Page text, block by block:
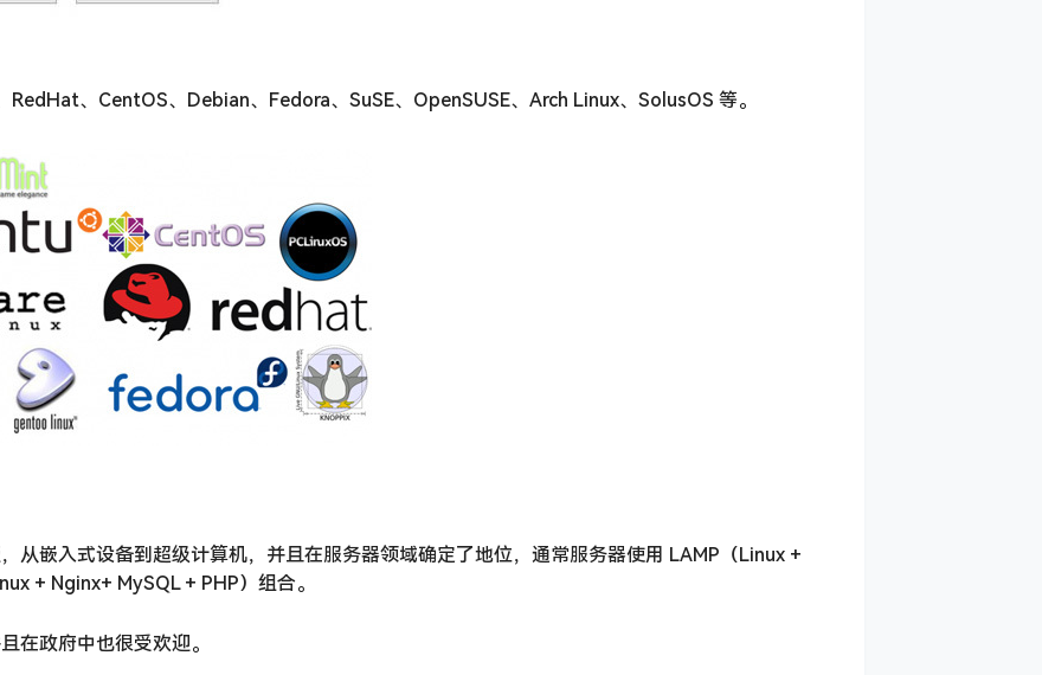
、CentOS、Debian、Fedora、SuSE、OpenSUSE、Arch Linux、SolusOS 等。
从嵌入式设备到超级计算机，并且在服务器领域确定了地位，通常服务器使用 LAMP（Linux +
+ Nginx+ MySQL + PHP）组合。
在政府中也很受欢迎。